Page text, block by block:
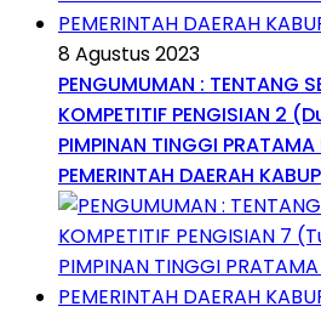
8 Agustus 2023
PENGUMUMAN : TENTANG
KOMPETITIF PENGISIAN 2
PIMPINAN TINGGI
PEMERINTAH DAERAH